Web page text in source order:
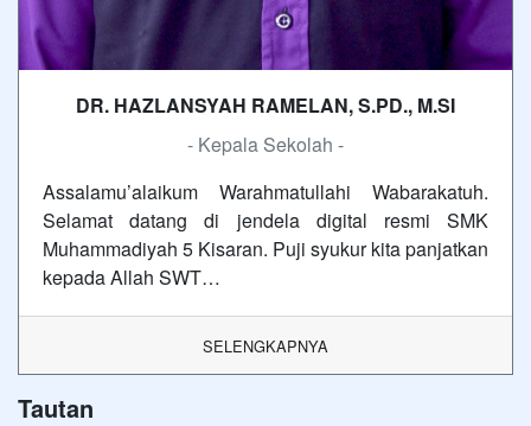
DR. HAZLANSYAH RAMELAN, S.PD., M.SI
- Kepala Sekolah -
Assalamu’alaikum Warahmatullahi Wabarakatuh.
Selamat datang di jendela digital resmi SMK
Muhammadiyah 5 Kisaran. Puji syukur kita panjatkan
kepada Allah SWT…
SELENGKAPNYA
Tautan